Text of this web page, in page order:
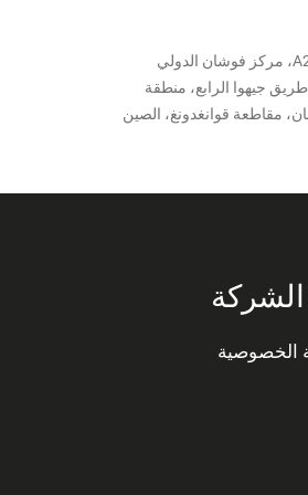
الرقم 9–11، المبنى A2، مركز فوشان الدولي
جيهوا الرابع، منطقة
مقاطعة قوانغدونغ، الصين
الخصوصية